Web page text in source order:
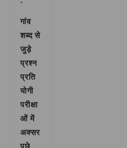
गांव
शब्द से
जुड़े
प्रश्न
प्रति
योगी
परीक्षा
ओं में
अक्सर